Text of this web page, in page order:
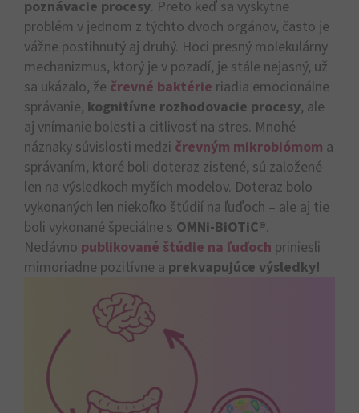
poznávacie procesy. Preto keď sa vyskytne
problém v jednom z týchto dvoch orgánov, často je
vážne postihnutý aj druhý. Hoci presný molekulárny
mechanizmus, ktorý je v pozadí, je stále nejasný, už
sa ukázalo, že črevné baktérie riadia emocionálne
správanie, kognitívne rozhodovacie procesy, ale
aj vnímanie bolesti a citlivosť na stres. Mnohé
náznaky súvislosti medzi črevným mikrobiómom a
správaním, ktoré boli doteraz zistené, sú založené
len na výsledkoch myších modelov. Doteraz bolo
vykonaných len niekoľko štúdií na ľuďoch – ale aj tie
boli vykonané špeciálne s OMNi-BiOTiC®.
Nedávno publikované štúdie na ľuďoch priniesli
mimoriadne pozitívne a prekvapujúce výsledky!